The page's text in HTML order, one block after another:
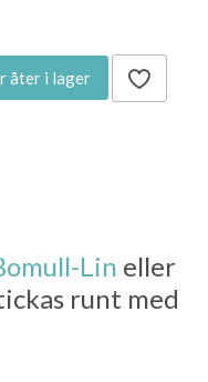
åter i lager
Lin eller
runt med